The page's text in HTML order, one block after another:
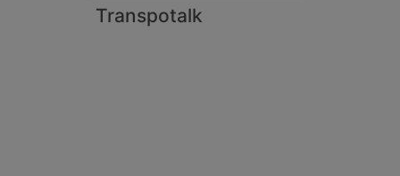
Transpotalk